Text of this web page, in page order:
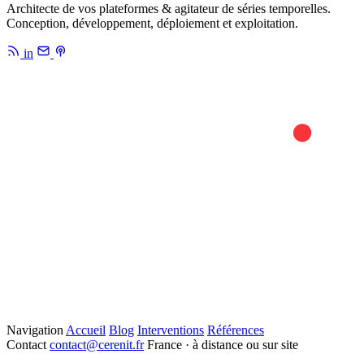
Architecte de vos plateformes & agitateur de séries temporelles.
Conception, développement, déploiement et exploitation.
in
Navigation Accueil Blog Interventions Références
Contact contact@cerenit.fr France · à distance ou sur site